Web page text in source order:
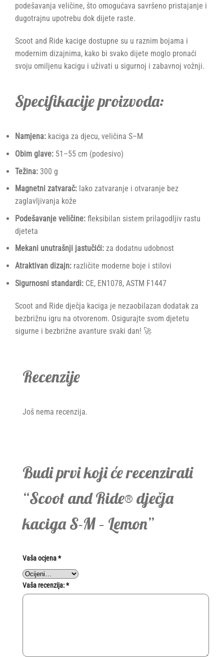
podešavanja veličine, što omogućava savršeno pristajanje i
dugotrajnu upotrebu dok dijete raste.
Scoot and Ride kacige dostupne su u raznim bojama i
modernim dizajnima, kako bi svako dijete moglo pronaći
svoju omiljenu kacigu i uživati u sigurnoj i zabavnoj vožnji.
Specifikacije proizvoda:
Namjena: kaciga za djecu, veličina S–M
Obim glave: 51–55 cm (podesivo)
Težina: 300 g
Magnetni zatvarač: lako zatvaranje i otvaranje bez
zaglavljivanja kože
Podešavanje veličine: fleksibilan sistem prilagodljiv rastu
djeteta
Mekani unutrašnji jastučići: za dodatnu udobnost
Atraktivan dizajn: različite moderne boje i stilovi
Sigurnosni standardi: CE, EN1078, ASTM F1447
Scoot and Ride dječja kaciga je nezaobilazan dodatak za
bezbrižnu igru na otvorenom. Osigurajte svom djetetu
sigurne i bezbrižne avanture svaki dan! 🚀
Recenzije
Još nema recenzija.
Budi prvi koji će recenzirati
“Scoot and Ride® dječja
kaciga S-M – Lemon”
Vaša ocjena*
Vaša recenzija:*